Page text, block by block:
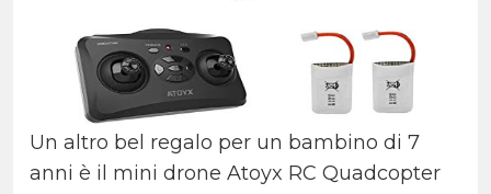
Un altro bel regalo per un bambino di 7
anni è il mini drone Atoyx RC Quadcopter